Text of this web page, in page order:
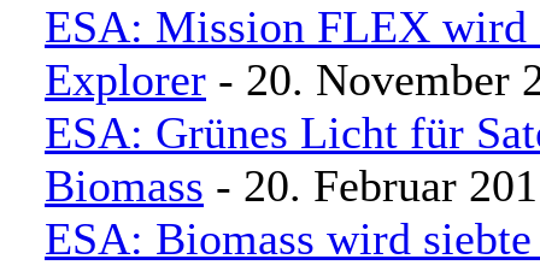
ESA: Mission FLEX wird
Explorer - 20. November
ESA: Grünes Licht für
Biomass - 20. Februar
ESA: Biomass wird